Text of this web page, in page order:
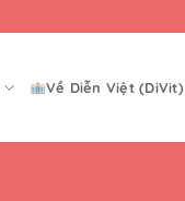
Về Diễn Việt (DiVit)